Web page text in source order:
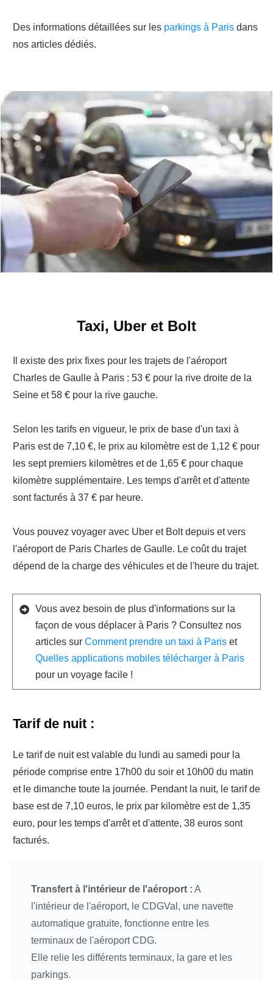
Des informations détaillées sur les parkings à Paris dans
nos articles dédiés.
Taxi, Uber et Bolt
Il existe des prix fixes pour les trajets de l'aéroport
Charles de Gaulle à Paris : 53 € pour la rive droite de la
Seine et 58 € pour la rive gauche.
Selon les tarifs en vigueur, le prix de base d'un taxi à
Paris est de 7,10 €, le prix au kilomètre est de 1,12 € pour
les sept premiers kilomètres et de 1,65 € pour chaque
kilomètre supplémentaire. Les temps d'arrêt et d'attente
sont facturés à 37 € par heure.
Vous pouvez voyager avec Uber et Bolt depuis et vers
l'aéroport de Paris Charles de Gaulle. Le coût du trajet
dépend de la charge des véhicules et de l'heure du trajet.
Vous avez besoin de plus d'informations sur la
façon de vous déplacer à Paris ? Consultez nos
articles sur Comment prendre un taxi à Paris et
Quelles applications mobiles télécharger à Paris
pour un voyage facile !
Tarif de nuit :
Le tarif de nuit est valable du lundi au samedi pour la
période comprise entre 17h00 du soir et 10h00 du matin
et le dimanche toute la journée. Pendant la nuit, le tarif de
base est de 7,10 euros, le prix par kilomètre est de 1,35
euro, pour les temps d'arrêt et d'attente, 38 euros sont
facturés.
Transfert à l'intérieur de l'aéroport : A
l'intérieur de l'aéroport, le CDGVal, une navette
automatique gratuite, fonctionne entre les
terminaux de l'aéroport CDG.
Elle relie les différents terminaux, la gare et les
parkings.